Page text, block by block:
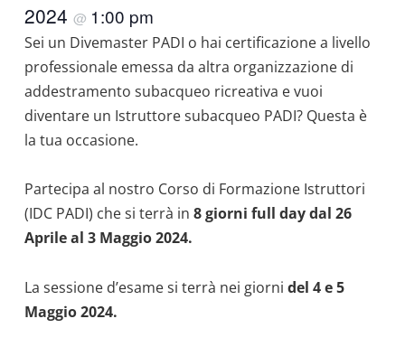
2024@ 1:00 pm
Sei un Divemaster PADI o hai certificazione a livello
professionale emessa da altra organizzazione di
addestramento subacqueo ricreativa e vuoi
diventare un Istruttore subacqueo PADI? Questa è
la tua occasione.
Partecipa al nostro Corso di Formazione Istruttori
(IDC PADI) che si terrà in8 giorni full day dal 26
Aprile al 3 Maggio 2024.
La sessione d’esame si terrà nei giornidel 4 e 5
Maggio 2024.